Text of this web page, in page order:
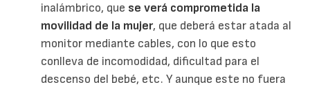
inalámbrico, que se verá comprometida la
movilidad de la mujer, que deberá estar atada al
monitor mediante cables, con lo que esto
conlleva de incomodidad, dificultad para el
descenso del bebé, etc. Y aunque este no fuera